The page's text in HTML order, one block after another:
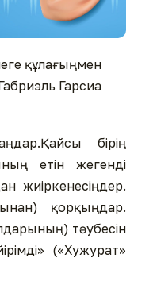
құлағыңмен
Гарсиа
бірің
етін жегенді
жиіркенесіңдер.
қорқыңдар.
тәубесін
(«Хужурат»